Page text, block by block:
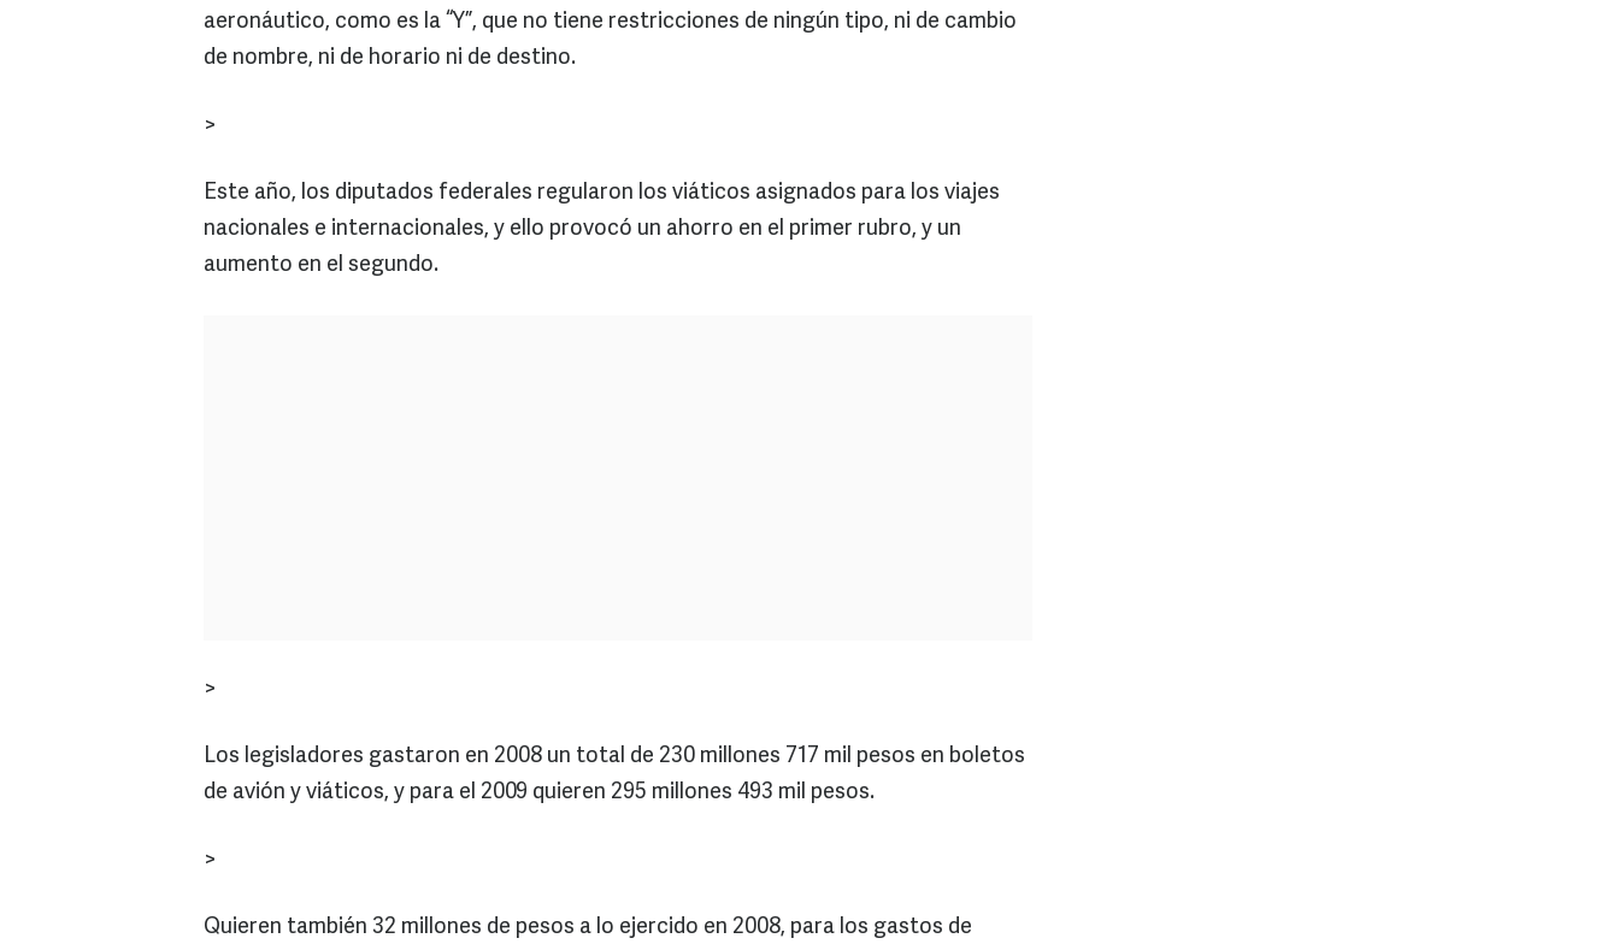
aeronáutico, como es la “Y”, que no tiene restricciones de ningún tipo, ni de cambio
de nombre, ni de horario ni de destino.
>
Este año, los diputados federales regularon los viáticos asignados para los viajes
nacionales e internacionales, y ello provocó un ahorro en el primer rubro, y un
aumento en el segundo.
>
Los legisladores gastaron en 2008 un total de 230 millones 717 mil pesos en boletos
de avión y viáticos, y para el 2009 quieren 295 millones 493 mil pesos.
>
Quieren también 32 millones de pesos a lo ejercido en 2008, para los gastos de